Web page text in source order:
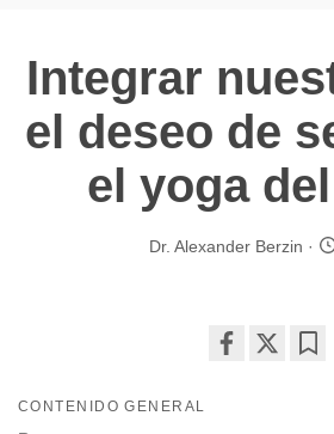
Integrar
el deseo de
el yoga
Dr. Alexander Berzin
CONTENIDO GENERAL